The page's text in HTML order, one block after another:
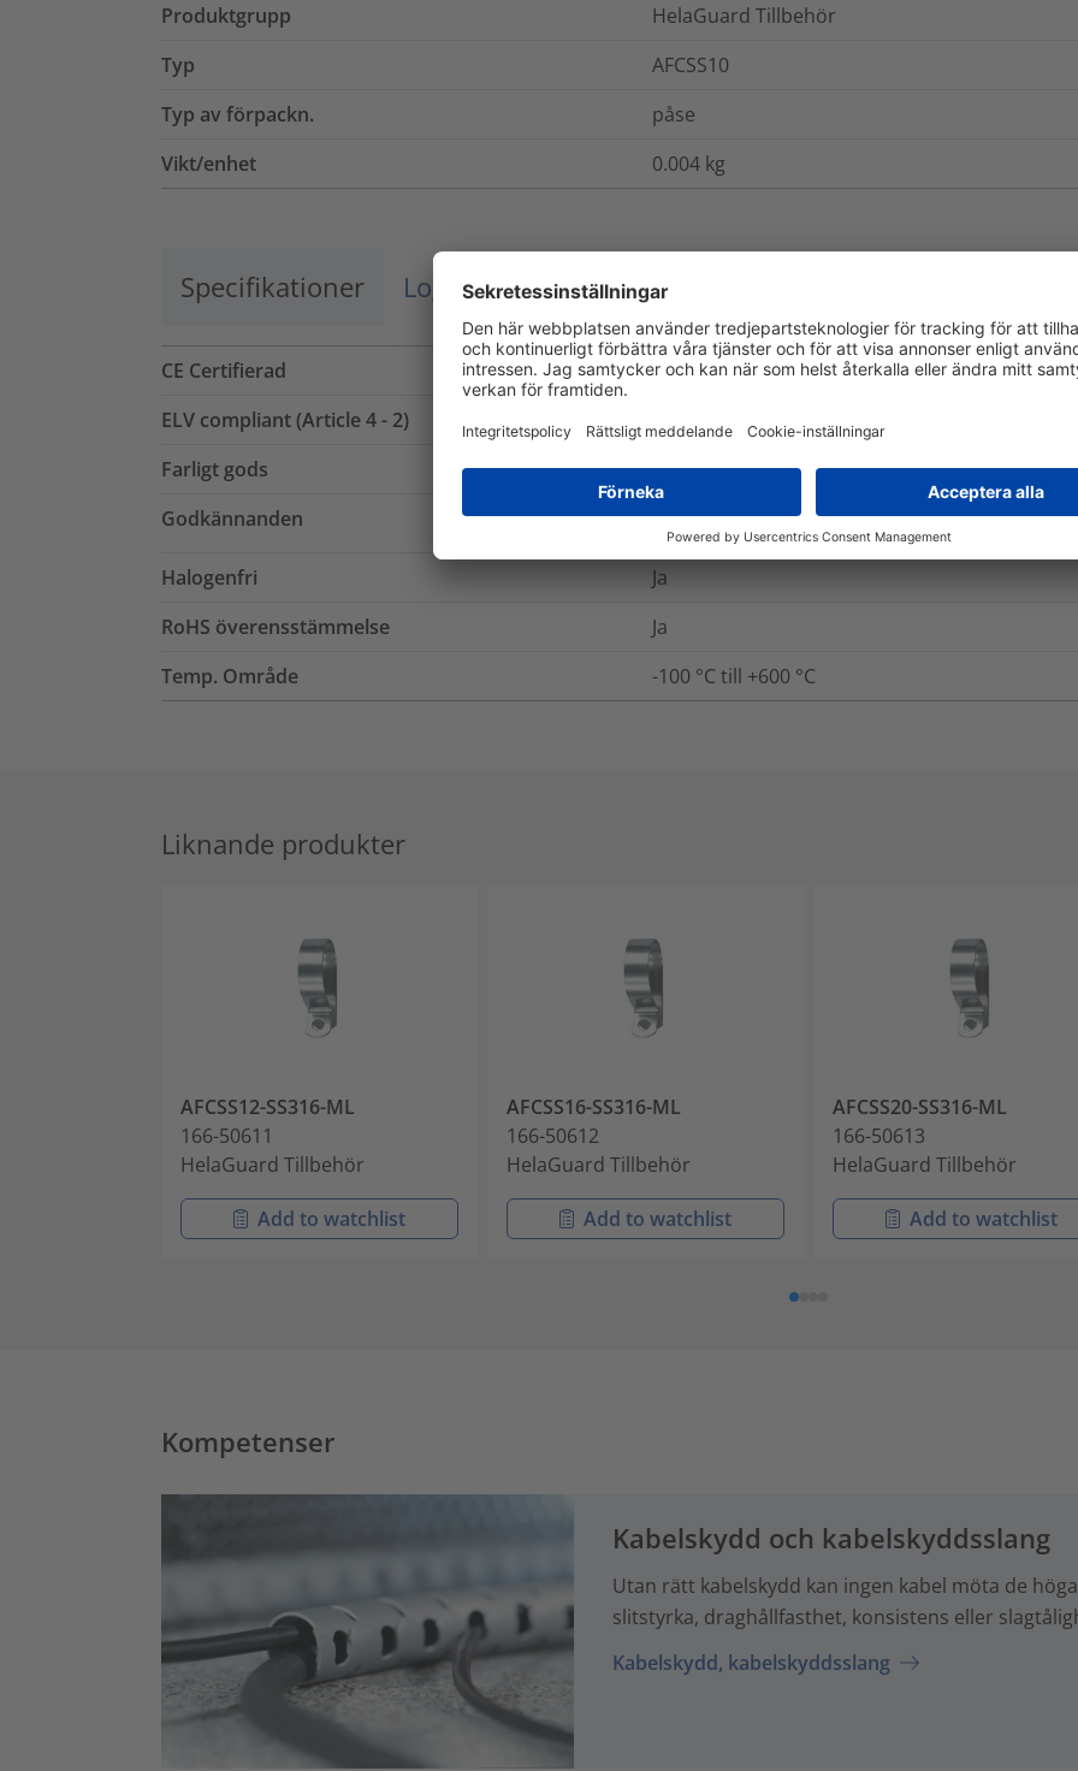
Produktgrupp
HelaGuard Tillbehör
Typ
AFCSS10
Typ av förpackn.
påse
Vikt/enhet
0.004 kg
Specifikationer Logistik och Förpackning
CE Certifierad
Ja
ELV compliant (Article 4 - 2)
Farligt gods
Nej
Godkännanden
Halogenfri
Ja
RoHS överensstämmelse
Ja
Temp. Område
-100 °C till +600 °C
Liknande produkter
AFCSS12-SS316-ML
166-50611
HelaGuard Tillbehör
Add to watchlist
AFCSS16-SS316-ML
166-50612
HelaGuard Tillbehör
Add to watchlist
AFCSS20-SS316-ML
166-50613
HelaGuard Tillbehör
Add to watchlist
Kompetenser
Kabelskydd och kabelskyddsslang
Utan rätt kabelskydd kan ingen kabel möta de
slitstyrka, draghållfasthet, konsistens eller
Kabelskydd, kabelskyddsslang